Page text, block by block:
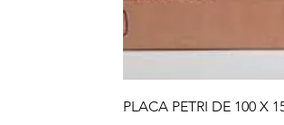
Vista rápida
PLACA PETRI DE 100 X